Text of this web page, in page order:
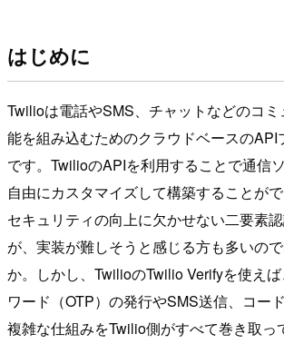
はじめに
Twilioは電話やSMS、チャットなどのコ
能を組み込むためのクラウドベースのAPI
です。TwilioのAPIを利用することで通信
自由にカスタマイズして構築することがで
セキュリティの向上に欠かせない二要素
が、実装が難しそうと感じる方も多いの
か。しかし、TwilioのTwilio Verifyを使え
ワード（OTP）の発行やSMS送信、コー
複雑な仕組みをTwilio側がすべて巻き取っ